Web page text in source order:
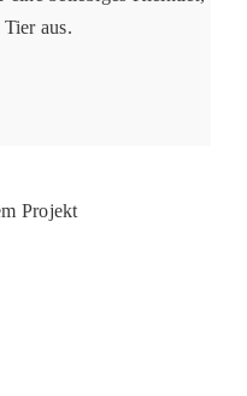
aus.
Projekt